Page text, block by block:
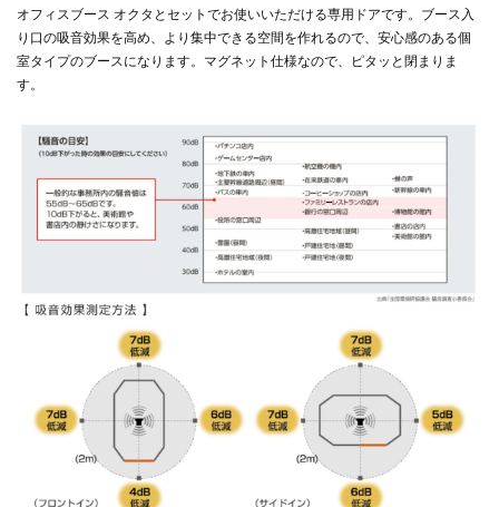
オフィスブース オクタとセットでお使いいただける専用ドアです。ブース入
り口の吸音効果を高め、より集中できる空間を作れるので、安心感のある個
室タイプのブースになります。マグネット仕様なので、ピタッと閉まりま
す。